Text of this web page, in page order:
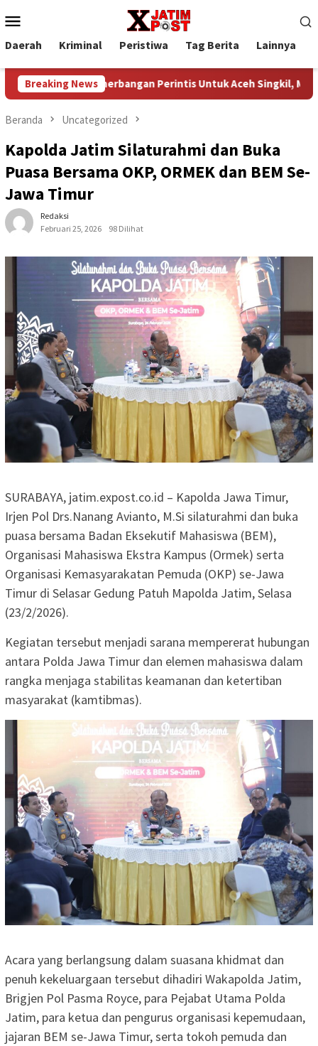
ke
kontenMobile
Daerah Kriminal Peristiwa Tag Berita Lainnya
Breaking News
Penerbangan Perintis Untuk Aceh Singkil, Medan , Kembali
Beranda Uncategorized
Kapolda Jatim Silaturahmi dan Buka
Puasa Bersama OKP, ORMEK dan BEM Se-
Jawa Timur
Redaksi
Februari 25, 2026
98 Dilihat
SURABAYA, jatim.expost.co.id – Kapolda Jawa Timur,
Irjen Pol Drs.Nanang Avianto, M.Si silaturahmi dan buka
puasa bersama Badan Eksekutif Mahasiswa (BEM),
Organisasi Mahasiswa Ekstra Kampus (Ormek) serta
Organisasi Kemasyarakatan Pemuda (OKP) se-Jawa
Timur di Selasar Gedung Patuh Mapolda Jatim, Selasa
(23/2/2026).
Kegiatan tersebut menjadi sarana mempererat hubungan
antara Polda Jawa Timur dan elemen mahasiswa dalam
rangka menjaga stabilitas keamanan dan ketertiban
masyarakat (kamtibmas).
Acara yang berlangsung dalam suasana khidmat dan
penuh kekeluargaan tersebut dihadiri Wakapolda Jatim,
Brigjen Pol Pasma Royce, para Pejabat Utama Polda
Jatim, para ketua dan pengurus organisasi kepemudaan,
jajaran BEM se-Jawa Timur, serta tokoh pemuda dan